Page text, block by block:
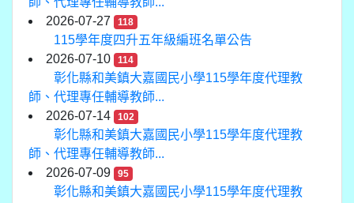
2026-07-27
118
115學年度四升五年級編班名單公告
2026-07-10
114
彰化縣和美鎮大嘉國民小學115學年度代理教
師、代理專任輔導教師...
2026-07-14
102
彰化縣和美鎮大嘉國民小學115學年度代理教
師、代理專任輔導教師...
2026-07-09
95
彰化縣和美鎮大嘉國民小學115學年度代理教